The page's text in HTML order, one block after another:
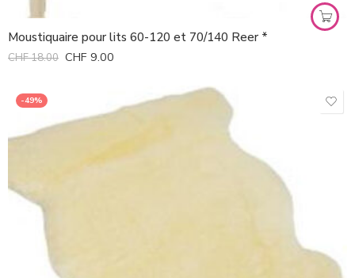
Moustiquaire pour lits 60-120 et 70/140 Reer *
CHF18.00 CHF 9.00
-49%